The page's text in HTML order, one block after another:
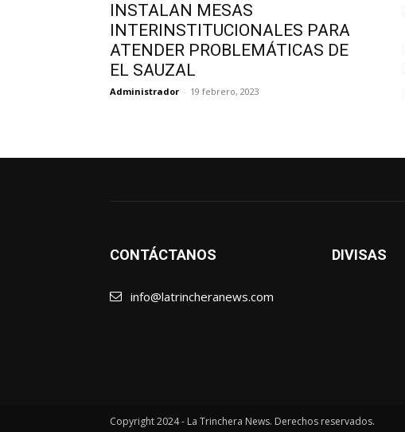
INSTALAN MESAS
INTERINSTITUCIONALES PARA
ATENDER PROBLEMÁTICAS DE
EL SAUZAL
Administrador - 19 febrero, 2023
CONTÁCTANOS
info@latrincheranews.com
DIVISAS
Copyright 2024 - La Trinchera News. Derechos reservados.